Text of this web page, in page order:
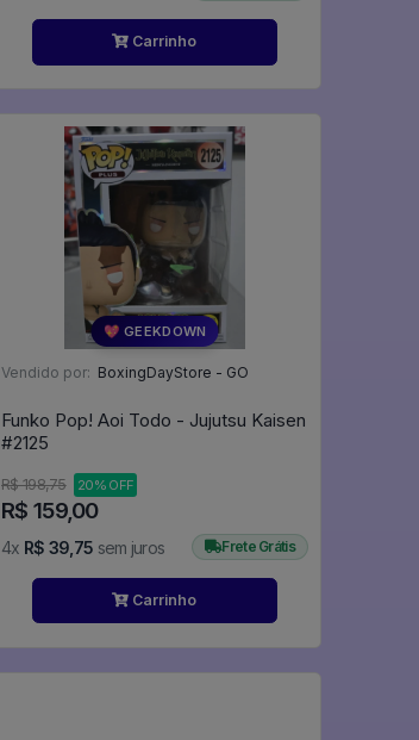
Carrinho
💖 GEEKDOWN
Vendido por: BoxingDayStore - GO
Funko Pop! Aoi Todo - Jujutsu Kaisen
#2125
R$ 198,75 20% OFF
R$ 159,00
4x R$ 39,75 sem juros Frete Grátis
Carrinho